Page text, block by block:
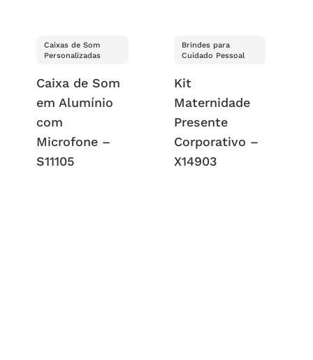
Caixas de Som
Personalizadas
Caixa de Som
em Alumínio
com
Microfone –
S11105
Brindes para
Cuidado Pessoal
Kit
Maternidade
Presente
Corporativo –
X14903